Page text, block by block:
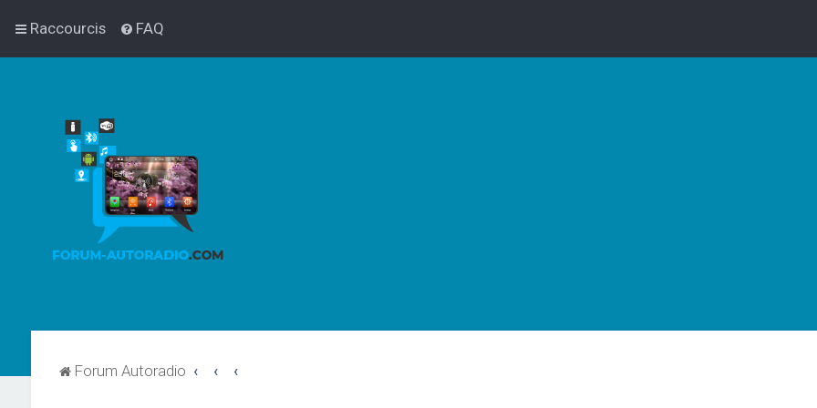
Raccourcis FAQ
Forum Autoradio